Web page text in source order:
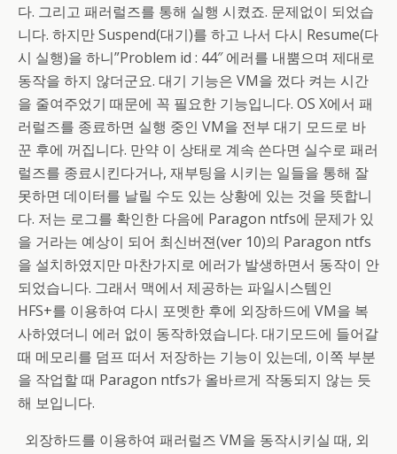
다. 그리고 패러럴즈를 통해 실행 시켰죠. 문제없이 되었습
니다. 하지만 Suspend(대기)를 하고 나서 다시 Resume(다
시 실행)을 하니”Problem id : 44″ 에러를 내뿜으며 제대로
동작을 하지 않더군요. 대기 기능은 VM을 껐다 켜는 시간
을 줄여주었기 때문에 꼭 필요한 기능입니다. OS X에서 패
러럴즈를 종료하면 실행 중인 VM을 전부 대기 모드로 바
꾼 후에 꺼집니다. 만약 이 상태로 계속 쓴다면 실수로 패러
럴즈를 종료시킨다거나, 재부팅을 시키는 일들을 통해 잘
못하면 데이터를 날릴 수도 있는 상황에 있는 것을 뜻합니
다. 저는 로그를 확인한 다음에 Paragon ntfs에 문제가 있
을 거라는 예상이 되어 최신버젼(ver 10)의 Paragon ntfs
을 설치하였지만 마찬가지로 에러가 발생하면서 동작이 안
되었습니다. 그래서 맥에서 제공하는 파일시스템인
HFS+를 이용하여 다시 포멧한 후에 외장하드에 VM을 복
사하였더니 에러 없이 동작하였습니다. 대기모드에 들어갈
때 메모리를 덤프 떠서 저장하는 기능이 있는데, 이쪽 부분
을 작업할 때 Paragon ntfs가 올바르게 작동되지 않는 듯
해 보입니다.
외장하드를 이용하여 패러럴즈 VM을 동작시키실 때, 외